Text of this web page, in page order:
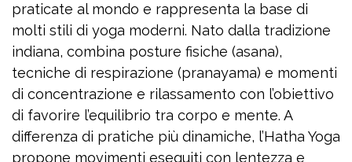
praticate al mondo e rappresenta la base di
molti stili di yoga moderni. Nato dalla tradizione
indiana, combina posture fisiche (asana),
tecniche di respirazione (pranayama) e momenti
di concentrazione e rilassamento con l’obiettivo
di favorire l’equilibrio tra corpo e mente. A
differenza di pratiche più dinamiche, l’Hatha Yoga
propone movimenti eseguiti con lentezza e